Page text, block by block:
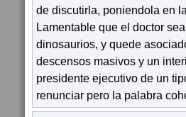
de discutirla, poniendola en
Lamentable que el doctor
dinosaurios, y quede
descensos masivos y un
presidente ejecutivo de un
renunciar pero la palabra